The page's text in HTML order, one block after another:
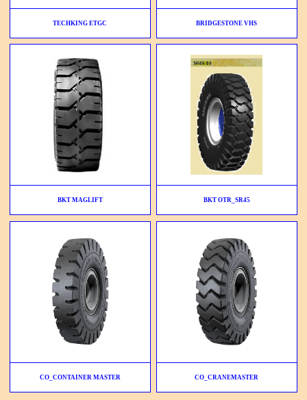
TECHKING ETGC BRIDGESTONE VHS
BKT MAGLIFT BKT OTR_SR45
CO_CONTAINER MASTER CO_CRANEMASTER